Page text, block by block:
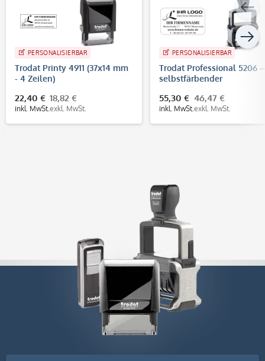
PERSONALISIERBAR
Trodat Printy 4911 (37x14 mm
- 4 Zeilen)
22,40 €
inkl. MwSt.
18,82 €
exkl. MwSt.
PERSONALISIERBAR
Trodat Professional 5206 –
selbstfärbender
mm, 7 Zeilen
55,30 €
inkl. MwSt.
46,47 €
exkl. MwSt.